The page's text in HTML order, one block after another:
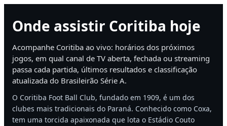
Onde assistir Coritiba hoje
Acompanhe Coritiba ao vivo: horários dos próximos
jogos, em qual canal de TV aberta, fechada ou streaming
passa cada partida, últimos resultados e classificação
atualizada do Brasileirão Série A.
O Coritiba Foot Ball Club, fundado em 1909, é um dos
clubes mais tradicionais do Paraná. Conhecido como Coxa,
tem uma torcida apaixonada que lota o Estádio Couto